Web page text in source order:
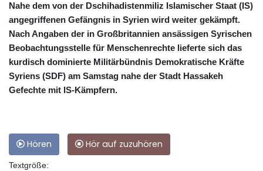
Nahe dem von der Dschihadistenmiliz Islamischer Staat (IS)
angegriffenen Gefängnis in Syrien wird weiter gekämpft.
Nach Angaben der in Großbritannien ansässigen Syrischen
Beobachtungsstelle für Menschenrechte lieferte sich das
kurdisch dominierte Militärbündnis Demokratische Kräfte
Syriens (SDF) am Samstag nahe der Stadt Hassakeh
Gefechte mit IS-Kämpfern.
Hören Hör auf zuzuhören
Textgröße: